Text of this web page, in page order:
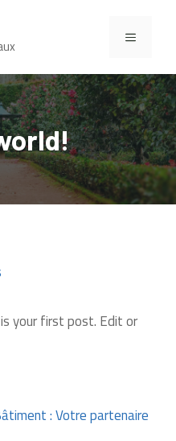
MENU
your first post. Edit or
: Votre partenaire